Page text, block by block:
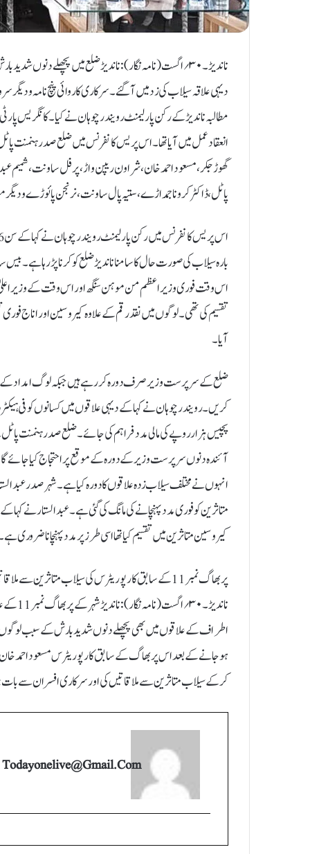
دیہی علاقہ سیلاب کی زد میں آگئے۔ سرکاری کاروائی پنچ نامہ و
مطالبہ ناندیڑ کے رکن پارلیمنٹ رویندر چوہان نے کیا۔ کانگریس
انعقاد عمل میں آیاتھا۔ اس پریس کانفرنس میں ضلع صدر ہنمنت
گھوڑجکر، مسعود احمد خان، شراون ریپن واڑ، پرفل ساونت ، شمیم
پاٹل ، ڈاکٹر کرونا جمداڑے، ستیہ پال ساونت، نرنجن پائوڑے و
بارہ سیلاب کی صورت حال کا سامنا ناندیڑ ضلع کو کرنا پڑ رہا
اس وقت فوری وزیر اعظم من موہن سنگھ اور اس وقت کے وزیر اعلیٰ
تقسیم کی تھی ۔ لوگوں میں نقد رقم کے علاوہ کیروسین اور اناج فوری
آیا۔
ضلع کے سرپرست وزیر صرف دورہ کر رہے ہیں جبکہ لوگ امداد کے
کریں۔ رویندر چوہان نے کہا کے دیہی علاقوں میں کسانوں کو فی
پچیس ہزار روپے کی مالی مدد فراہم کی جائے۔ ضلع صدر ہنمنت
آئندہ دنوں سرپرست وزیر کے دورہ کے موقع پر احتجاج کیا جائے
انہوں نےمختلف سیلاب زدہ علاقوں کا دورہ کیا ہے ۔ شہر صدر
متاثرین کو فوری مدد پہنچانے کی مانگ کی گئی ہے۔ عبدالستار
کیروسین متاثرین میں تقسیم کیا تھااسی طرز پر مدد پہنچانا ضروری
پربھاگ نمبر 11 کے سابق کارپوریٹرس کی سیلاب متاثرین سے ملاقاتیں
اطراف کے علاقوں میں بھی پچھلے دنوں شدید بارش کے سبب لوگوں
ہو جانے کے بعد اس پربھاگ کے سابق کارپوریٹرس مسعود احمد خان،
کر کے سیلاب متاثرین سےملاقاتیں کی اور سرکاری افسران سے بات
Todayonelive@gmail.com